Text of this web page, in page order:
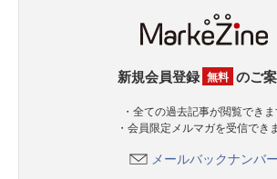
新規会員登録 無料 のご
・全ての過去記事が閲覧でき
・会員限定メルマガを受信でき
メールバックナンバー